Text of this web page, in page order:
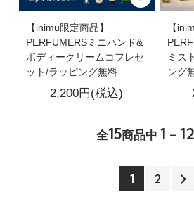
【inimu限定商品】
PERFUMERSミニハンド&
ボディークリームコフレセ
ット/ラッピング無料
2,200円(税込)
【
ミス
ング
全15商品中 1 - 12
1 2